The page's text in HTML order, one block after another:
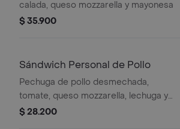
calada, queso mozzarella y mayonesa
$ 35.900
Sándwich Personal de Pollo
Pechuga de pollo desmechada,
tomate, queso mozzarella, lechuga y
mayonesa
$ 28.200